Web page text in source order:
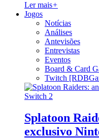
Ler mais+
Jogos
Notícias
Análises
Antevisões
Entrevistas
Eventos
Board & Card
Twitch
Splatoon
exclusivo